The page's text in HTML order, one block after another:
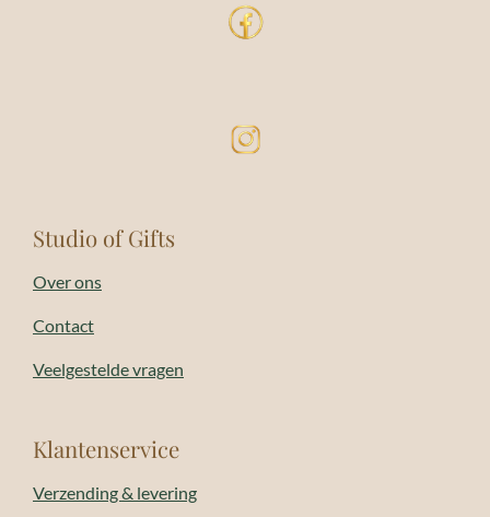
Studio of Gifts
Over ons
Contact
Veelgestelde vragen
Klantenservice
Verzending & levering